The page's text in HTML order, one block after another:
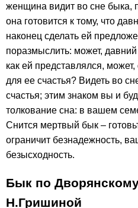
женщина видит во сне быка,
она готовится к тому, что
наконец сделать ей
поразмыслить: может, давний
как ей представлялся, может,
для ее счастья? Видеть во
счастья; этим знаком вы и
толкование сна: в вашем
Снится мертвый бык –
ограничит безнадежность,
безысходность.
Бык по
Н.Гришиной